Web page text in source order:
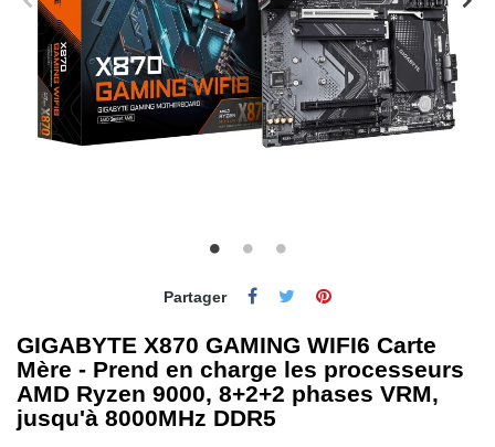
Partager
GIGABYTE X870 GAMING WIFI6 Carte
Mère - Prend en charge les processeurs
AMD Ryzen 9000, 8+2+2 phases VRM,
jusqu'à 8000MHz DDR5